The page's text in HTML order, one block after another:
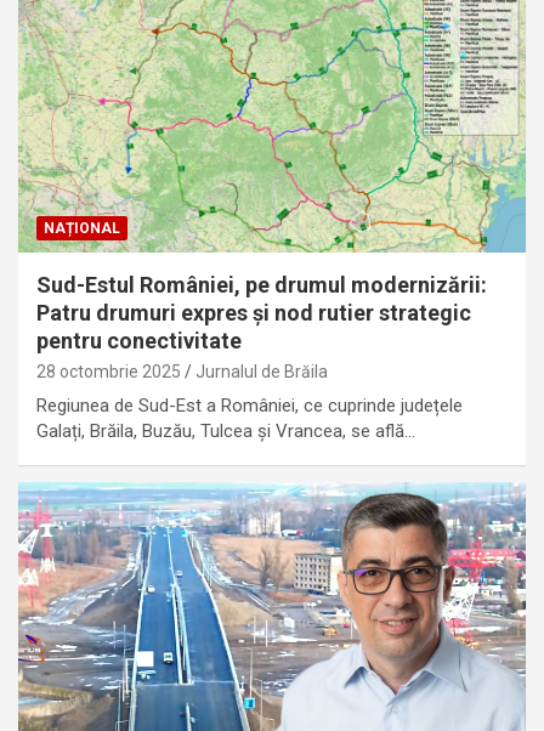
NAȚIONAL
Sud-Estul României, pe drumul modernizării:
Patru drumuri expres și nod rutier strategic
pentru conectivitate
28 octombrie 2025 Jurnalul de Brăila
Regiunea de Sud-Est a României, ce cuprinde județele
Galați, Brăila, Buzău, Tulcea și Vrancea, se află…